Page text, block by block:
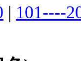
| 101----